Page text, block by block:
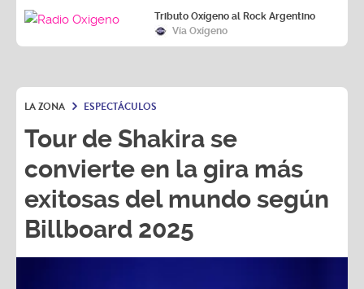
Tributo Oxígeno al Rock Argentino
Vía Oxígeno
LA ZONA ESPECTÁCULOS
Tour de Shakira se
convierte en la gira más
exitosas del mundo según
Billboard 2025